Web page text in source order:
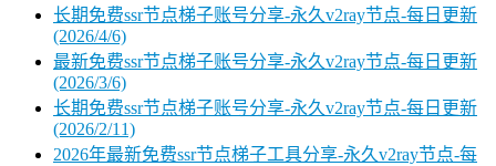
长期免费ssr节点梯子账号分享-永久v2ray节点-每日更新
(2026/4/6)
最新免费ssr节点梯子账号分享-永久v2ray节点-每日更新
(2026/3/6)
长期免费ssr节点梯子账号分享-永久v2ray节点-每日更新
(2026/2/11)
2026年最新免费ssr节点梯子工具分享-永久v2ray节点-每